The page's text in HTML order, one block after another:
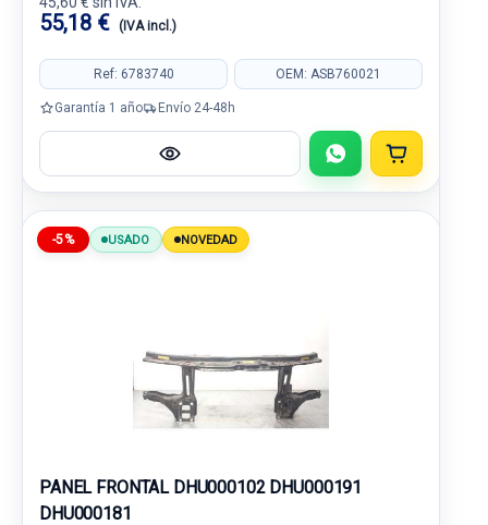
55,18 € (IVA incl.)
Ref: 6783740 OEM: ASB760021
Garantía 1 año Envío 24-48h
-5% USADO NOVEDAD
PANEL FRONTAL DHU000102 DHU000191
DHU000181